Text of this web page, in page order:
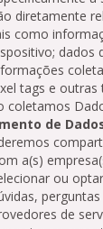
diretamente
como
dados
tags e outras
coletamos
de
a(s)
ou
de